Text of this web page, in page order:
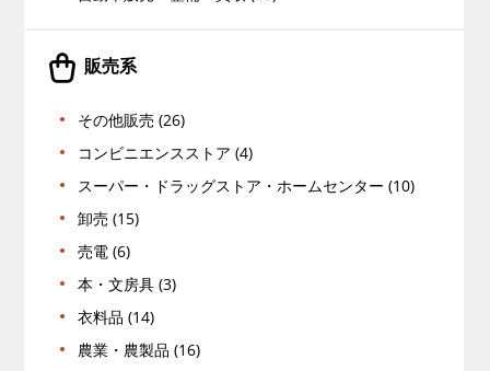
販売系
その他販売 (26)
コンビニエンスストア (4)
スーパー・ドラッグストア・ホームセンター (10)
卸売 (15)
売電 (6)
本・文房具 (3)
衣料品 (14)
農業・農製品 (16)